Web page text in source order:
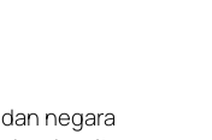
negara